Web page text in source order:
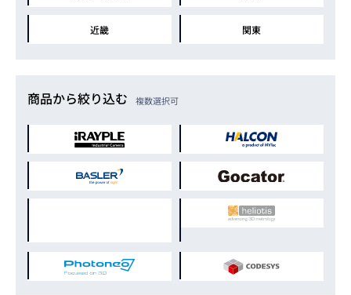
近畿 関東
商品から絞り込む 複数選択可